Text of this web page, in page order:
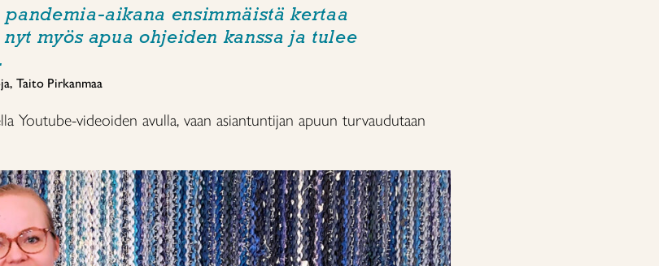
aikana ensimmäistä kertaa
myös apua ohjeiden kanssa ja tulee
Taito Pirkanmaa
Youtube-videoiden avulla, vaan asiantuntijan apuun turvaudutaan